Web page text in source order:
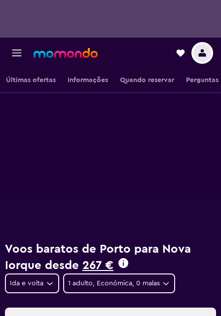
Últimas ofertas Informações Quando reservar Perguntas
Voos baratos de Porto para Nova
Iorque desde 267 €
Ida e volta 1 adulto, Económica, 0 malas